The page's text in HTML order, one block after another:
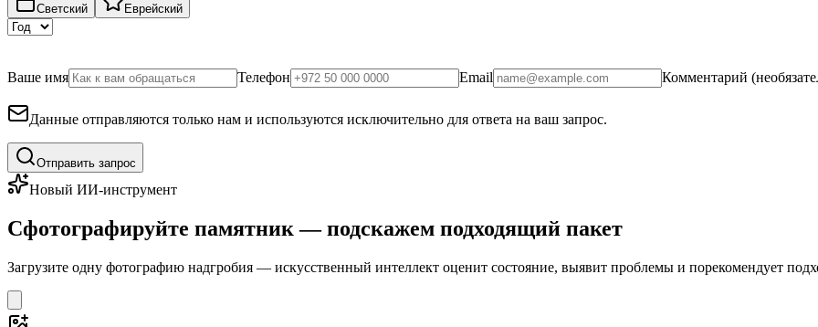
Светский Еврейский
Ваше имя Телефон Email Комментарий
Данные отправляются только нам и используются исключительно для ответа на ваш запрос.
Отправить запрос
Новый ИИ-инструмент
Сфотографируйте памятник — подскажем подходящий пакет
Загрузите одну фотографию надгробия — искусственный интеллект оценит состояние, выявит проблемы и порекомендует